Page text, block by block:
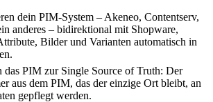
dein PIM-System – Akeneo, Contentserv,
anderes – bidirektional mit Shopware,
Bilder und Varianten automatisch in
das PIM zur Single Source of Truth: Der
aus dem PIM, das der einzige Ort bleibt, an
gepflegt werden.